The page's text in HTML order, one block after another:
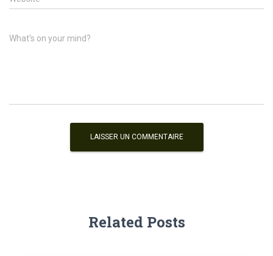
What's on your mind?
Related Posts